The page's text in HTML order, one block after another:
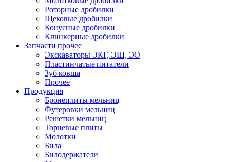
Роторные дробилки
Щековые дробилки
Конусные дробилки
Клинкерные дробилки
Запчасти прочее
Экскаваторы ЭКГ, ЭШ, ЭО
Пластинчатые питатели
Зуб ковша
Прочее
Продукция
Бронеплиты мельниц
Футеровки мельниц
Решетки мельниц
Торцевые плиты
Молотки
Била
Билодержатели